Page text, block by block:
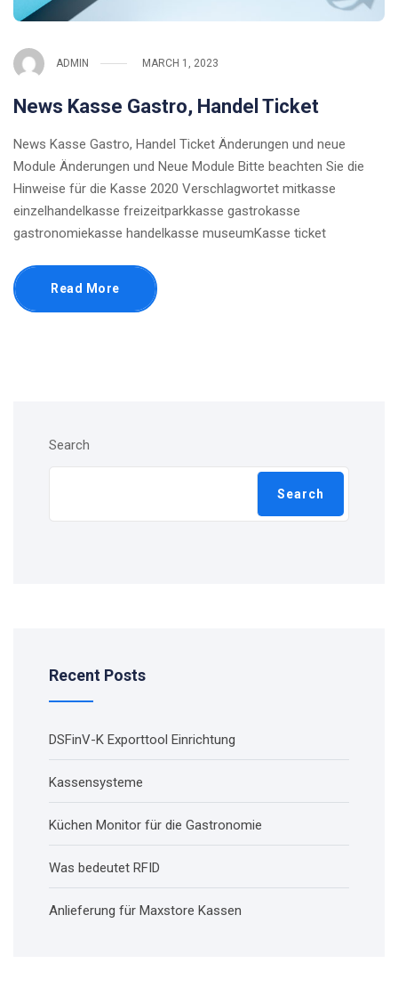
ADMIN MARCH 1, 2023
News Kasse Gastro, Handel Ticket
News Kasse Gastro, Handel Ticket Änderungen und neue
Module Änderungen und Neue Module Bitte beachten Sie die
Hinweise für die Kasse 2020 Verschlagwortet mitkasse
einzelhandelkasse freizeitparkkasse gastrokasse
gastronomiekasse handelkasse museumKasse ticket
Read More
Search
Search
Recent Posts
DSFinV-K Exporttool Einrichtung
Kassensysteme
Küchen Monitor für die Gastronomie
Was bedeutet RFID
Anlieferung für Maxstore Kassen